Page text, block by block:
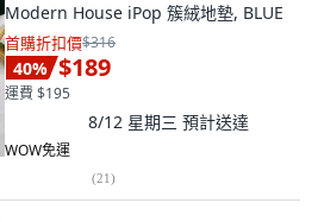
Modern House iPop 簇絨地墊, BLUE
首購折扣價$316
40% $189
運費 $195
8/12 星期三 預計送達
WOW免運
(21)